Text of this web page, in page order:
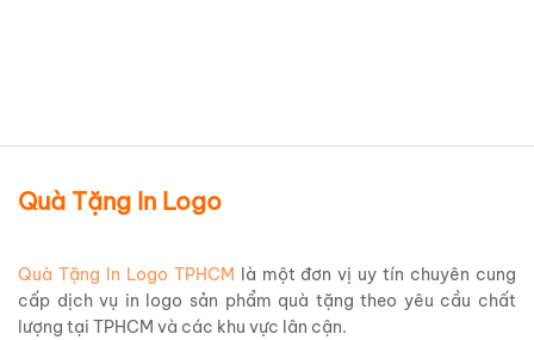
Quà Tặng In Logo
Quà Tặng In Logo TPHCM là một đơn vị uy tín chuyên cung
cấp dịch vụ in logo sản phẩm quà tặng theo yêu cầu chất
lượng tại TPHCM và các khu vực lân cận.